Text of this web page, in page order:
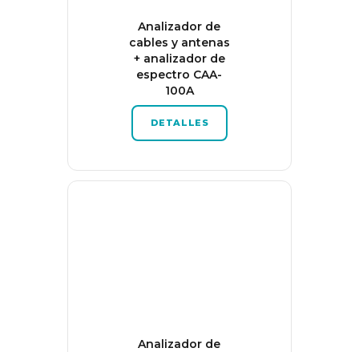
Analizador de
cables y antenas
+ analizador de
espectro CAA-
100A
DETALLES
Analizador de